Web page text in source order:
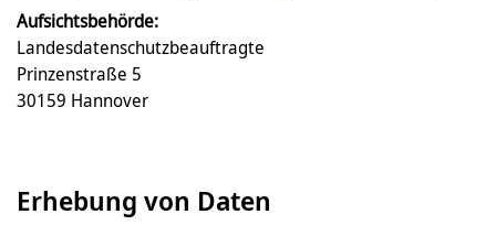
Aufsichtsbehörde:
Landesdatenschutzbeauftragte
Prinzenstraße 5
30159 Hannover
Erhebung von Daten